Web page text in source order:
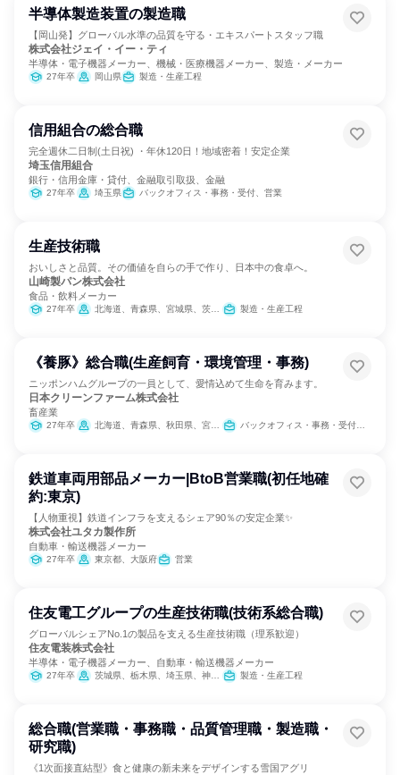
半導体製造装置の製造職
【岡山発】グローバル水準の品質を守る・エキスパートスタッフ職
株式会社ジェイ・イー・ティ
半導体・電子機器メーカー、機械・医療機器メーカー、製造・メーカー
27年卒 岡山県 製造・生産工程
信用組合の総合職
完全週休二日制(土日祝) ・年休120日！地域密着！安定企業
埼玉信用組合
銀行・信用金庫・貸付、金融取引取扱、金融
27年卒 埼玉県 バックオフィス・事務・受付、営業
生産技術職
おいしさと品質。その価値を自らの手で作り、日本中の食卓へ。
山崎製パン株式会社
食品・飲料メーカー
27年卒 北海道、青森県、宮城県、茨城県、群馬県、埼玉県、千葉県、東京都、神奈川県、新潟県、愛知県、京都府、大阪府、兵庫県、岡山県、広島県、福岡県、熊本県 製造・生産工程
《養豚》総合職(生産飼育・環境管理・事務)
ニッポンハムグループの一員として、愛情込めて生命を育みます。
日本クリーンファーム株式会社
畜産業
27年卒 北海道、青森県、秋田県、宮崎県、鹿児島県 バックオフィス・事務・受付、農林水産鉱業職種
鉄道車両用部品メーカー|BtoB営業職(初任地確
約:東京)
【人物重視】鉄道インフラを支えるシェア90％の安定企業✨
株式会社ユタカ製作所
自動車・輸送機器メーカー
27年卒 東京都、大阪府 営業
住友電工グループの生産技術職(技術系総合職)
グローバルシェアNo.1の製品を支える生産技術職（理系歓迎）
住友電装株式会社
半導体・電子機器メーカー、自動車・輸送機器メーカー
27年卒 茨城県、栃木県、埼玉県、神奈川県、静岡県、愛知県、三重県、大阪府、広島県、福岡県、大分県 製造・生産工程
総合職(営業職・事務職・品質管理職・製造職・
研究職)
《1次面接直結型》食と健康の新未来をデザインする雪国アグリ